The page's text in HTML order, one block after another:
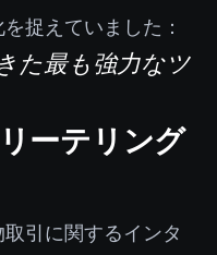
捉えていました：
た最も強力なツ
ーテリング
引に関するインタ